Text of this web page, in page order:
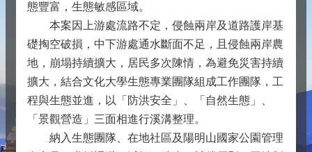
態豐富，生態敏感區域。
本案因上游處流路不定，侵蝕兩岸及道路護岸基
礎掏空破損，中下游處通水斷面不足，且侵蝕兩岸農
地，崩塌持續擴大，居民多次陳情，為避免災害持續
擴大，結合文化大學生態專業團隊組成工作團隊，工
程與生態並進，以「防洪安全」、「自然生態」、
「景觀營造」三面相進行溪溝整理。
納入生態團隊、在地社區及陽明山國家公園管理